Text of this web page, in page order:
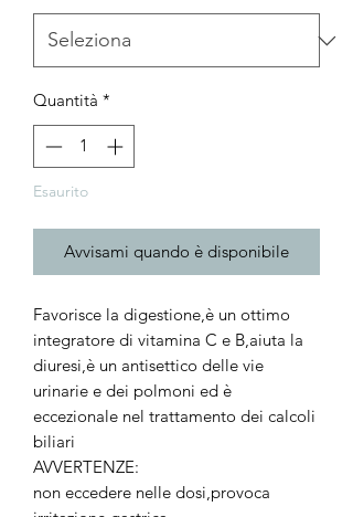
Quantità *
Esaurito
Avvisami quando è disponibile
Favorisce la digestione,è un ottimo
integratore di vitamina C e B,aiuta la
diuresi,è un antisettico delle vie
urinarie e dei polmoni ed è
eccezionale nel trattamento dei calcoli
biliari
AVVERTENZE:
non eccedere nelle dosi,provoca